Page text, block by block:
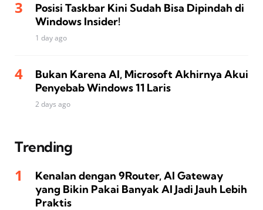
Posisi Taskbar Kini Sudah Bisa Dipindah di
Windows Insider!
1 day ago
Bukan Karena AI, Microsoft Akhirnya Akui
Penyebab Windows 11 Laris
2 days ago
Trending
Kenalan dengan 9Router, AI Gateway
yang Bikin Pakai Banyak AI Jadi Jauh Lebih
Praktis